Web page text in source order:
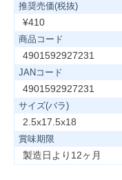
推奨売価(税抜)
¥410
商品コード
4901592927231
JANコード
4901592927231
サイズ(バラ)
2.5x17.5x18
賞味期限
製造日より12ヶ月